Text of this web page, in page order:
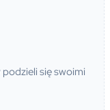
się swoimi